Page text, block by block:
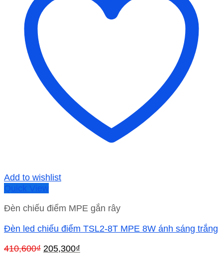
Add to wishlist
Quick View
Đèn chiếu điểm MPE gắn rây
Đèn led chiếu điểm TSL2-8T MPE 8W ánh sáng trắng
410,600₫ Giá
205,300₫